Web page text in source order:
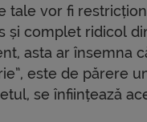
tale vor fi
și complet ridicol
asta ar însemna
este de părere
se înființează